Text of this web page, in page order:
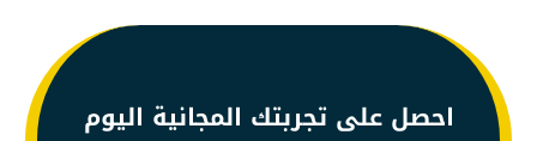
احصل على تجربتك المجانية اليوم